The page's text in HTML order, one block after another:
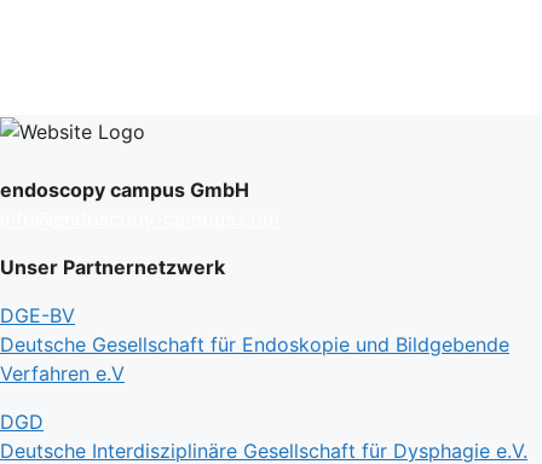
endoscopy campus GmbH
Unser Partnernetzwerk
DGE-BV
Deutsche Gesellschaft für Endoskopie und Bildgebende
Verfahren e.V
DGD
Deutsche Interdisziplinäre Gesellschaft für Dysphagie e.V.